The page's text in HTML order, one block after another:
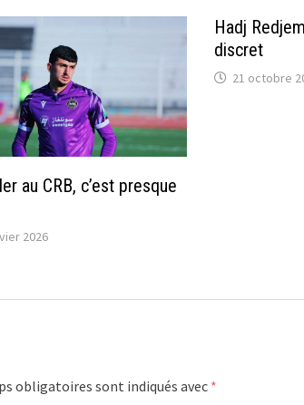
au CRB, c’est presque
2026
Hadj
discret
21 octobre
obligatoires sont indiqués avec *